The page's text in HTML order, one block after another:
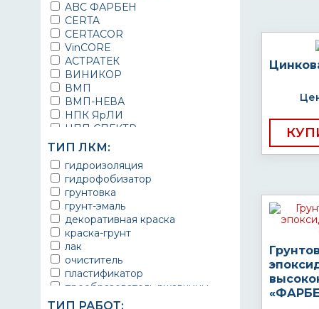
ABC ФАРБЕН
CERTA
CERTACOR
VinCORE
АСТРАТЕК
ВИНИКОР
ВМП
ВМП-НЕВА
НПК ЯрЛИ
НПП СПЕКТР
НПФ ЭМАЛЬ
ТЕРМА
УРЕПЛЕН
ТИП ЛКМ:
гидроизоляция
гидрофобизатор
грунтовка
грунт-эмаль
декоративная краска
краска-грунт
лак
очиститель
пластификатор
преобразователь ржавчины
эмаль
ТИП РАБОТ: